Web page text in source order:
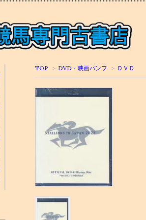
TOP > DVD・映画パンフ > ＤＶＤ